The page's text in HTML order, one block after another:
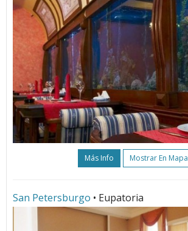
Más Info Mostrar En Mapa
San Petersburgo • Eupatoria